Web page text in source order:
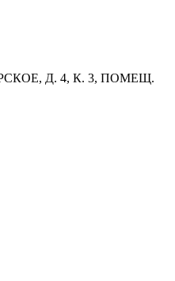
Д. 4, К. 3, ПОМЕЩ.